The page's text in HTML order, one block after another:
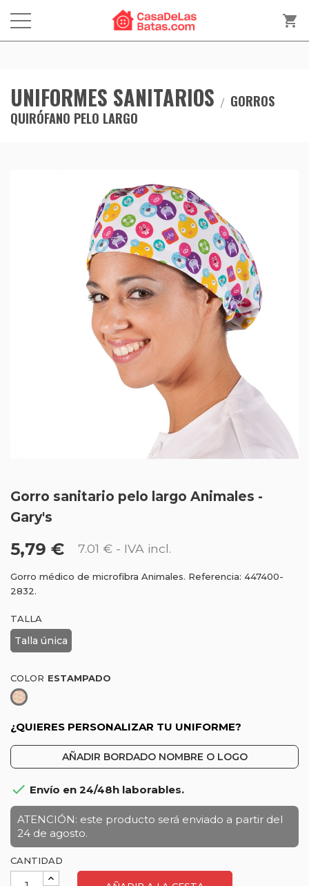
shopping_cart
UNIFORMES SANITARIOS
GORROS
QUIRÓFANO PELO LARGO
Gorro sanitario pelo largo Animales -
Gary's
5,79 € 7.01 € - IVA incl.
Gorro médico de microfibra Animales. Referencia: 447400-
2832.
TALLA
Talla única
COLOR
Estampado
¿QUIERES PERSONALIZAR TU UNIFORME?
AÑADIR BORDADO NOMBRE O LOGO
 Envío en 24/48h laborables.
ATENCIÓN: este producto será enviado a partir del
24 de agosto.
CANTIDAD